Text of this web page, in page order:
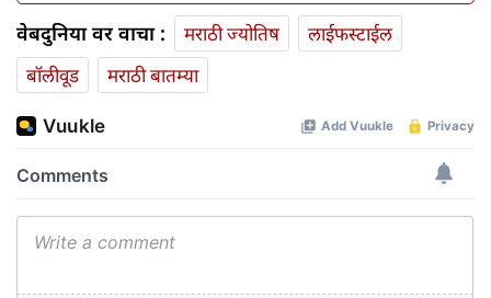
वेबदुनिया वर वाचा : मराठी ज्योतिष
लाईफस्टाईल
बॉलीवूड
मराठी बातम्या